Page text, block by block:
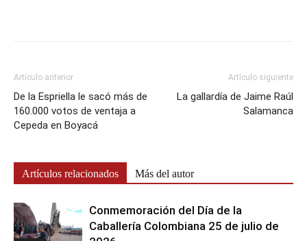
Artículo anterior
De la Espriella le sacó más de
160.000 votos de ventaja a
Cepeda en Boyacá
Artículo siguiente
La gallardía de Jaime Raúl
Salamanca
Artículos relacionados Más del autor
Conmemoración del Día de la
Caballería Colombiana 25 de julio de